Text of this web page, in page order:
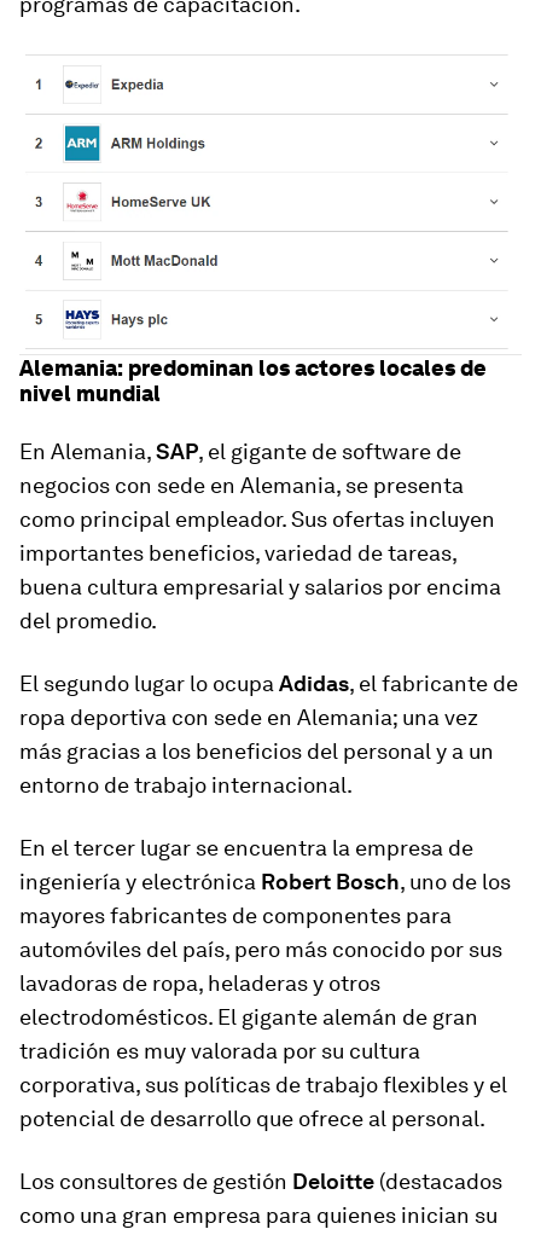
Alemania: predominan los actores locales de
nivel mundial
En Alemania,SAP, el gigante de software de
negocios con sede en Alemania, se presenta
como principal empleador. Sus ofertas incluyen
importantes beneficios, variedad de tareas,
buena cultura empresarial y salarios por encima
del promedio.
El segundo lugar lo ocupa Adidas, el fabricante de
ropa deportiva con sede en Alemania; una vez
más gracias a los beneficios del personal y a un
entorno de trabajo internacional.
En el tercer lugar se encuentra la empresa de
ingeniería y electrónica Robert Bosch, uno de los
mayores fabricantes de componentes para
automóviles del país, pero más conocido por sus
lavadoras de ropa, heladeras y otros
electrodomésticos. El gigante alemán de gran
tradición es muy valorada por su cultura
corporativa, sus políticas de trabajo flexibles y el
potencial de desarrollo que ofrece al personal.
Los consultores de gestión Deloitte (destacados
como una gran empresa para quienes inician su